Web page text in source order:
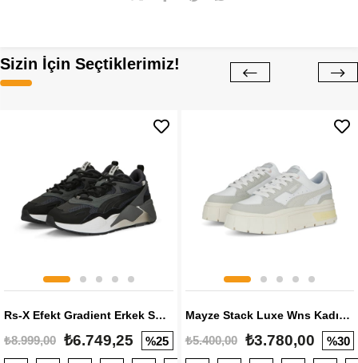
Sizin İçin Seçtiklerimiz!
Rs-X Efekt Gradient Erkek Sneaker
₺8.999,00 ₺6.749,25 %25
Mayze Stack Luxe Wns Kadın Sneaker
₺5.400,00 ₺3.780,00 %30